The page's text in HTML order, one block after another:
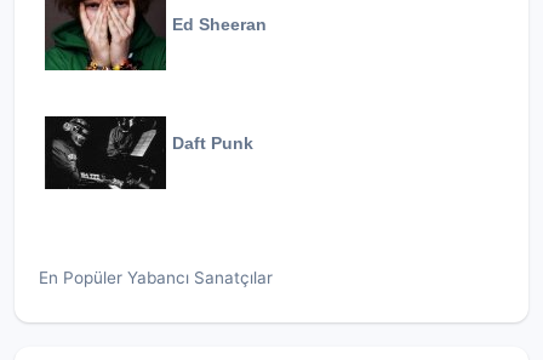
Ed Sheeran
Daft Punk
En Popüler Yabancı Sanatçılar